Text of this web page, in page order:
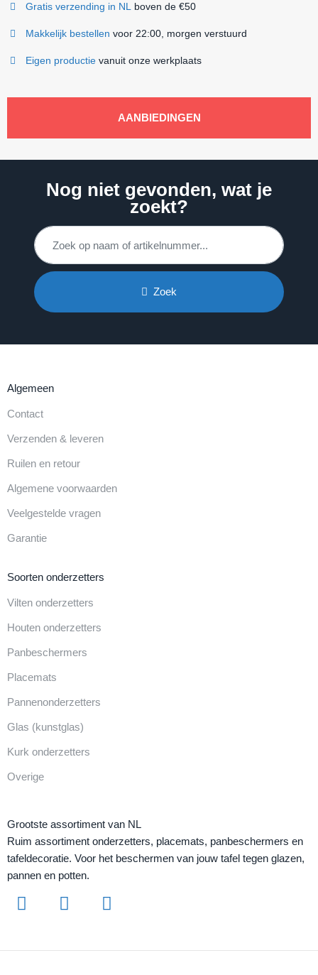
Gratis verzending in NL boven de €50
Makkelijk bestellen voor 22:00, morgen verstuurd
Eigen productie vanuit onze werkplaats
AANBIEDINGEN
Nog niet gevonden, wat je
zoekt?
Zoek
Algemeen
Contact
Verzenden & leveren
Ruilen en retour
Algemene voorwaarden
Veelgestelde vragen
Garantie
Soorten onderzetters
Vilten onderzetters
Houten onderzetters
Panbeschermers
Placemats
Pannenonderzetters
Glas (kunstglas)
Kurk onderzetters
Overige
Grootste assortiment van NL
Ruim assortiment onderzetters, placemats, panbeschermers en
tafeldecoratie. Voor het beschermen van jouw tafel tegen glazen,
pannen en potten.